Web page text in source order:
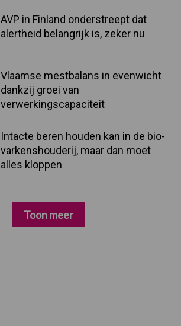
AVP in Finland onderstreept dat
alertheid belangrijk is, zeker nu
Vlaamse mestbalans in evenwicht
dankzij groei van
verwerkingscapaciteit
Intacte beren houden kan in de bio-
varkenshouderij, maar dan moet
alles kloppen
Toon meer